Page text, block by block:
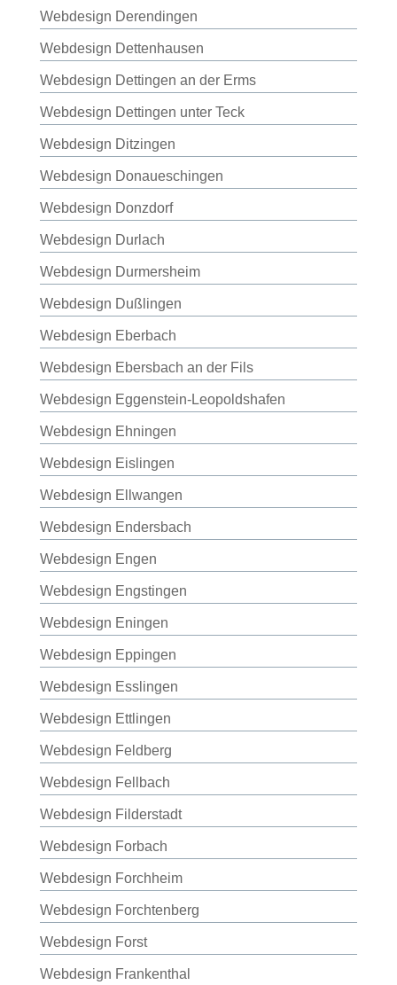
Webdesign Derendingen
Webdesign Dettenhausen
Webdesign Dettingen an der Erms
Webdesign Dettingen unter Teck
Webdesign Ditzingen
Webdesign Donaueschingen
Webdesign Donzdorf
Webdesign Durlach
Webdesign Durmersheim
Webdesign Dußlingen
Webdesign Eberbach
Webdesign Ebersbach an der Fils
Webdesign Eggenstein-Leopoldshafen
Webdesign Ehningen
Webdesign Eislingen
Webdesign Ellwangen
Webdesign Endersbach
Webdesign Engen
Webdesign Engstingen
Webdesign Eningen
Webdesign Eppingen
Webdesign Esslingen
Webdesign Ettlingen
Webdesign Feldberg
Webdesign Fellbach
Webdesign Filderstadt
Webdesign Forbach
Webdesign Forchheim
Webdesign Forchtenberg
Webdesign Forst
Webdesign Frankenthal